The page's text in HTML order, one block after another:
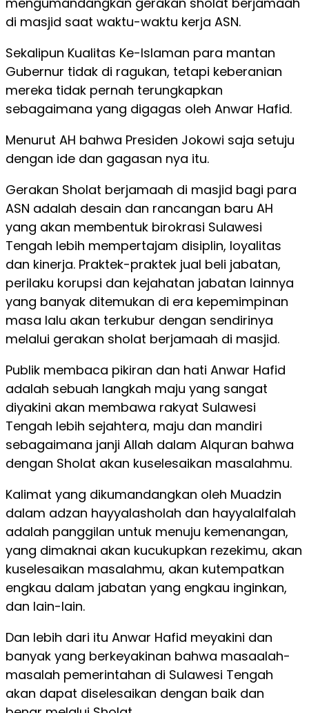
di masjid saat waktu-waktu kerja ASN.
Sekalipun Kualitas Ke-Islaman para mantan
Gubernur tidak di ragukan, tetapi keberanian
mereka tidak pernah terungkapkan
sebagaimana yang digagas oleh Anwar Hafid.
Menurut AH bahwa Presiden Jokowi saja setuju
dengan ide dan gagasan nya itu.
Gerakan Sholat berjamaah di masjid bagi para
ASN adalah desain dan rancangan baru AH
yang akan membentuk birokrasi Sulawesi
Tengah lebih mempertajam disiplin, loyalitas
dan kinerja. Praktek-praktek jual beli jabatan,
perilaku korupsi dan kejahatan jabatan lainnya
yang banyak ditemukan di era kepemimpinan
masa lalu akan terkubur dengan sendirinya
melalui gerakan sholat berjamaah di masjid.
Publik membaca pikiran dan hati Anwar Hafid
adalah sebuah langkah maju yang sangat
diyakini akan membawa rakyat Sulawesi
Tengah lebih sejahtera, maju dan mandiri
sebagaimana janji Allah dalam Alquran bahwa
dengan Sholat akan kuselesaikan masalahmu.
Kalimat yang dikumandangkan oleh Muadzin
dalam adzan hayyalasholah dan hayyalalfalah
adalah panggilan untuk menuju kemenangan,
yang dimaknai akan kucukupkan rezekimu, akan
kuselesaikan masalahmu, akan kutempatkan
engkau dalam jabatan yang engkau inginkan,
dan lain-lain.
Dan lebih dari itu Anwar Hafid meyakini dan
banyak yang berkeyakinan bahwa masaalah-
masalah pemerintahan di Sulawesi Tengah
akan dapat diselesaikan dengan baik dan